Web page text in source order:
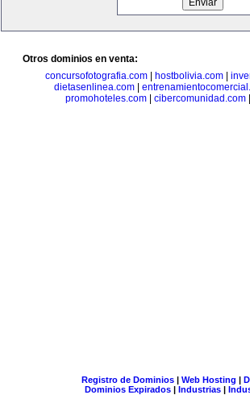
Otros dominios en venta:
concursofotografia.com| hostbolivia.com|
dietasenlinea.com|
promohoteles.com
cibercomunidad.com
Registro de Dominios| Web Hosting |
Dominios Expirados | Industrias |